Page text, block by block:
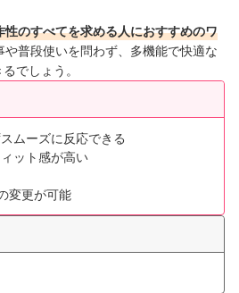
のすべてを求める人におすすめのワ
や普段使いを問わず、多機能で快適な
でしょう。
ムーズに反応できる
ット感が高い
変更が可能